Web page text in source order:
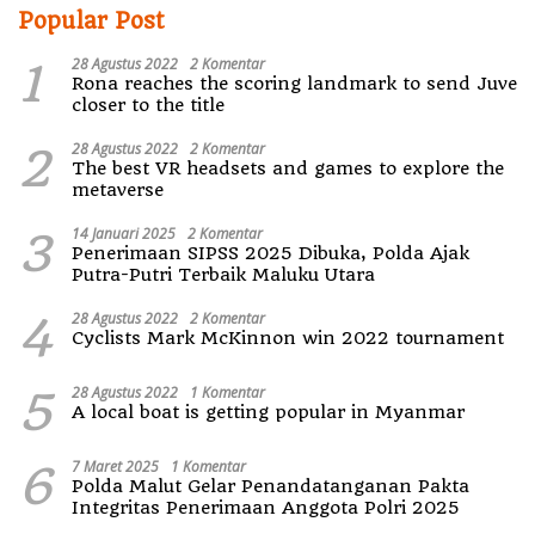
Popular Post
1 28 Agustus 2022 2 Komentar
Rona reaches the scoring landmark to send Juve
closer to the title
2 28 Agustus 2022 2 Komentar
The best VR headsets and games to explore the
metaverse
3 14 Januari 2025 2 Komentar
Penerimaan SIPSS 2025 Dibuka, Polda Ajak
Putra-Putri Terbaik Maluku Utara
4 28 Agustus 2022 2 Komentar
Cyclists Mark McKinnon win 2022 tournament
5 28 Agustus 2022 1 Komentar
A local boat is getting popular in Myanmar
6 7 Maret 2025 1 Komentar
Polda Malut Gelar Penandatanganan Pakta
Integritas Penerimaan Anggota Polri 2025